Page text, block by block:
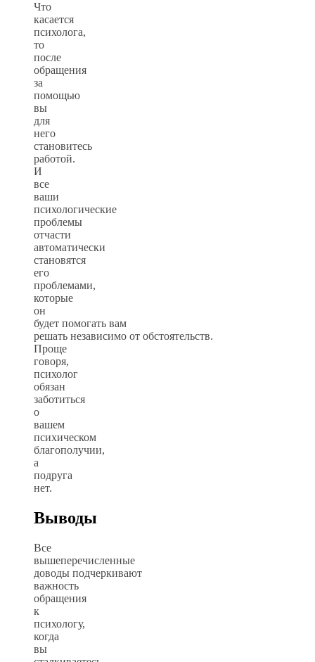
Что
касается
психолога,
то
после
обращения
за
помощью
вы
для
него
становитесь
работой.
И
все
ваши
психологические
проблемы
отчасти
автоматически
становятся
его
проблемами,
которые
он
будет помогать вам
решать независимо от обстоятельств.
Проще
говоря,
психолог
обязан
заботиться
о
вашем
психическом
благополучии,
а
подруга
нет.
Выводы
Все
вышеперечисленные
доводы подчеркивают
важность
обращения
к
психологу,
когда
вы